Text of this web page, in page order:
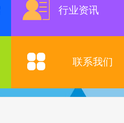
行业资讯
联系我们